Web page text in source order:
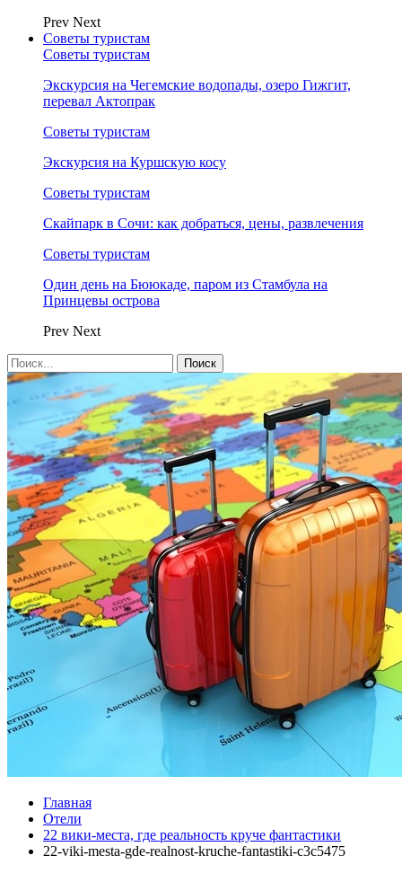
Prev Next
Советы туристам
Советы туристам
Экскурсия на Чегемские водопады, озеро Гижгит,
перевал Актопрак
Советы туристам
Экскурсия на Куршскую косу
Советы туристам
Скайпарк в Сочи: как добраться, цены, развлечения
Советы туристам
Один день на Бююкаде, паром из Стамбула на
Принцевы острова
Prev Next
Главная
Отели
22 вики-места, где реальность круче фантастики
22-viki-mesta-gde-realnost-kruche-fantastiki-c3c5475